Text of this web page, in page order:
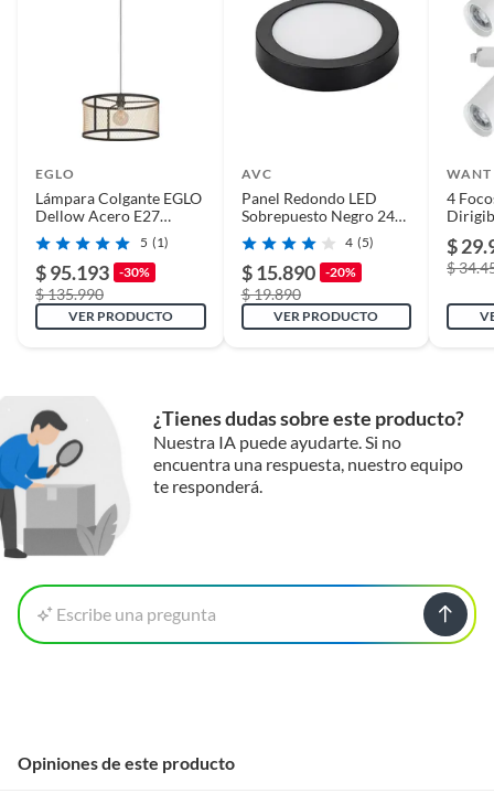
EGLO
Lámpara Colgante EGLO
Dellow Acero E27
1X40w Metal Negro y
Latón Cepillado5 (1)
$ 95.193 -30%
$ 135.990
VER PRODUCTO
AVC
Panel Redondo LED
Sobrepuesto Negro 24W
Frío
4 (5)
$ 15.890 -20%
$ 19.890
VER PRODUCTO
WANT
4
$
$
¿Tienes dudas sobre este producto?
Nuestra IA puede ayudarte. Si no
encuentra una respuesta, nuestro equipo
te responderá.
Escribe una pregunta
Opiniones de este producto